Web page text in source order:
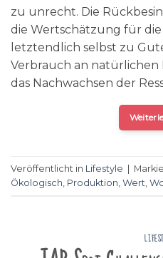
zu unrecht. Die
die Wertschätzung für die
letztendlich selbst zu
Verbrauch an natürlichen
das Nachwachsen der
Veröffentlicht in Lifestyle |
Ökologisch Produktion Wert